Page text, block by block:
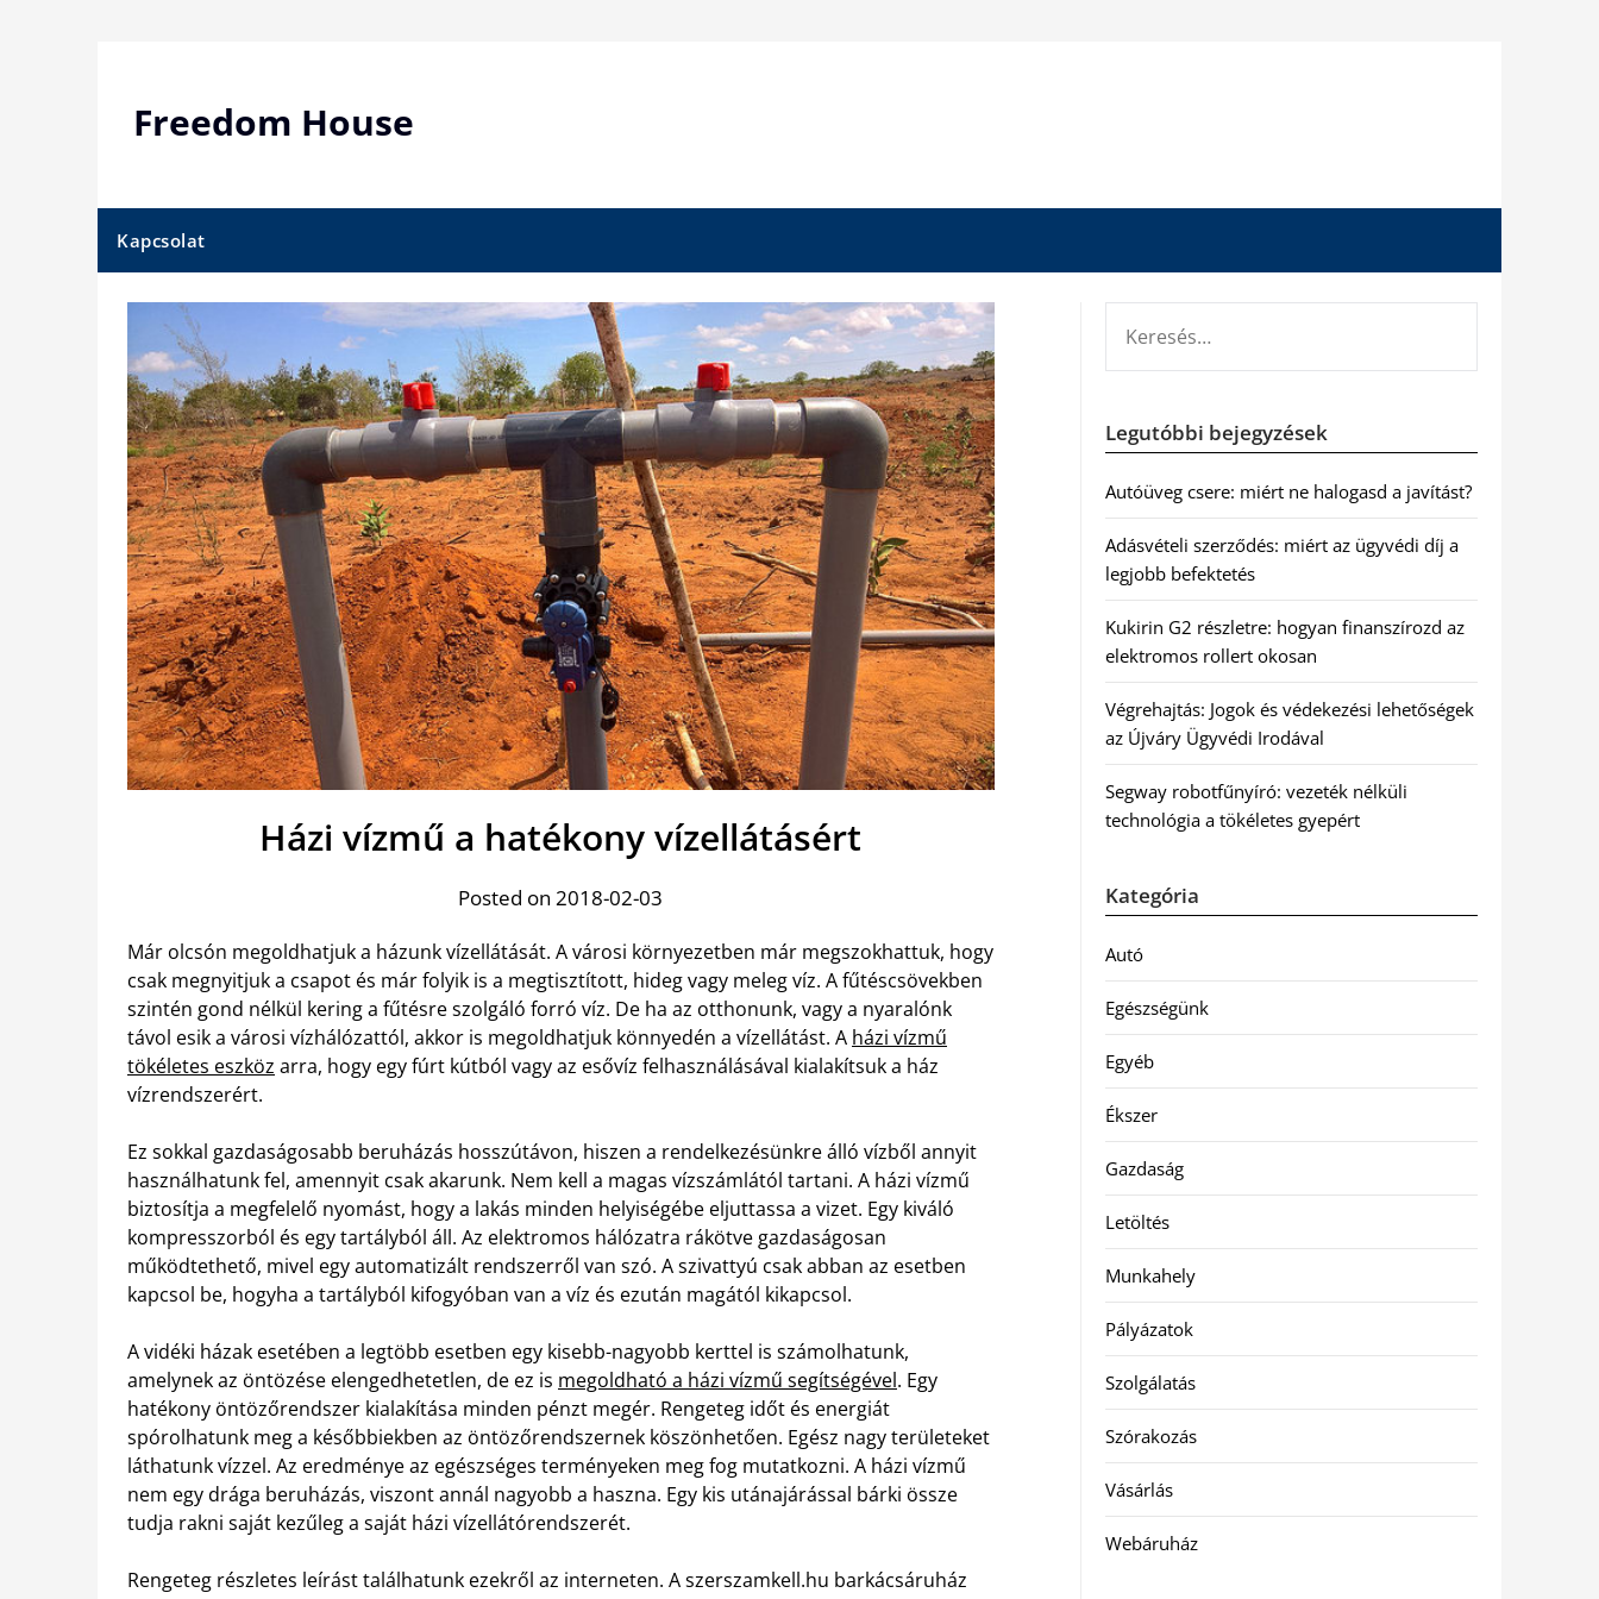
Freedom House
Kapcsolat
Házi vízmű a hatékony vízellátásért
Posted on 2018-02-03
Már olcsón megoldhatjuk a házunk vízellátását. A városi környezetben már megszokhattuk, hogy
csak megnyitjuk a csapot és már folyik is a megtisztított, hideg vagy meleg víz. A fűtéscsövekben
szintén gond nélkül kering a fűtésre szolgáló forró víz. De ha az otthonunk, vagy a nyaralónk
távol esik a városi vízhálózattól, akkor is megoldhatjuk könnyedén a vízellátást. A házi vízmű
tökéletes eszköz arra, hogy egy fúrt kútból vagy az esővíz felhasználásával kialakítsuk a ház
vízrendszerért.
Ez sokkal gazdaságosabb beruházás hosszútávon, hiszen a rendelkezésünkre álló vízből annyit
használhatunk fel, amennyit csak akarunk. Nem kell a magas vízszámlától tartani. A házi vízmű
biztosítja a megfelelő nyomást, hogy a lakás minden helyiségébe eljuttassa a vizet. Egy kiváló
kompresszorból és egy tartályból áll. Az elektromos hálózatra rákötve gazdaságosan
működtethető, mivel egy automatizált rendszerről van szó. A szivattyú csak abban az esetben
kapcsol be, hogyha a tartályból kifogyóban van a víz és ezután magától kikapcsol.
A vidéki házak esetében a legtöbb esetben egy kisebb-nagyobb kerttel is számolhatunk,
amelynek az öntözése elengedhetetlen, de ez is megoldható a házi vízmű segítségével. Egy
hatékony öntözőrendszer kialakítása minden pénzt megér. Rengeteg időt és energiát
spórolhatunk meg a későbbiekben az öntözőrendszernek köszönhetően. Egész nagy területeket
láthatunk vízzel. Az eredménye az egészséges terményeken meg fog mutatkozni. A házi vízmű
nem egy drága beruházás, viszont annál nagyobb a haszna. Egy kis utánajárással bárki össze
tudja rakni saját kezűleg a saját házi vízellátórendszerét.
Rengeteg részletes leírást találhatunk ezekről az interneten. A szerszamkell.hu barkácsáruház
Legutóbbi bejegyzések
Autóüveg csere: miért ne halogasd a javítást?
Adásvételi szerződés: miért az ügyvédi díj a
legjobb befektetés
Kukirin G2 részletre: hogyan finanszírozd az
elektromos rollert okosan
Végrehajtás: Jogok és védekezési lehetőségek
az Újváry Ügyvédi Irodával
Segway robotfűnyíró: vezeték nélküli
technológia a tökéletes gyepért
Kategória
Autó
Egészségünk
Egyéb
Ékszer
Gazdaság
Letöltés
Munkahely
Pályázatok
Szolgálatás
Szórakozás
Vásárlás
Webáruház